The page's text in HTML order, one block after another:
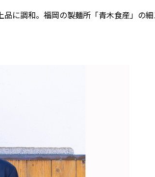
に調和。福岡の製麺所「青木食産」の